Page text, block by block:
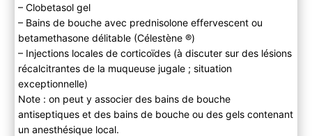
– Clobetasol gel
– Bains de bouche avec prednisolone effervescent ou
betamethasone délitable (Célestène ®)
– Injections locales de corticoïdes (à discuter sur des lésions
récalcitrantes de la muqueuse jugale ; situation
exceptionnelle)
Note : on peut y associer des bains de bouche
antiseptiques et des bains de bouche ou des gels contenant
un anesthésique local.